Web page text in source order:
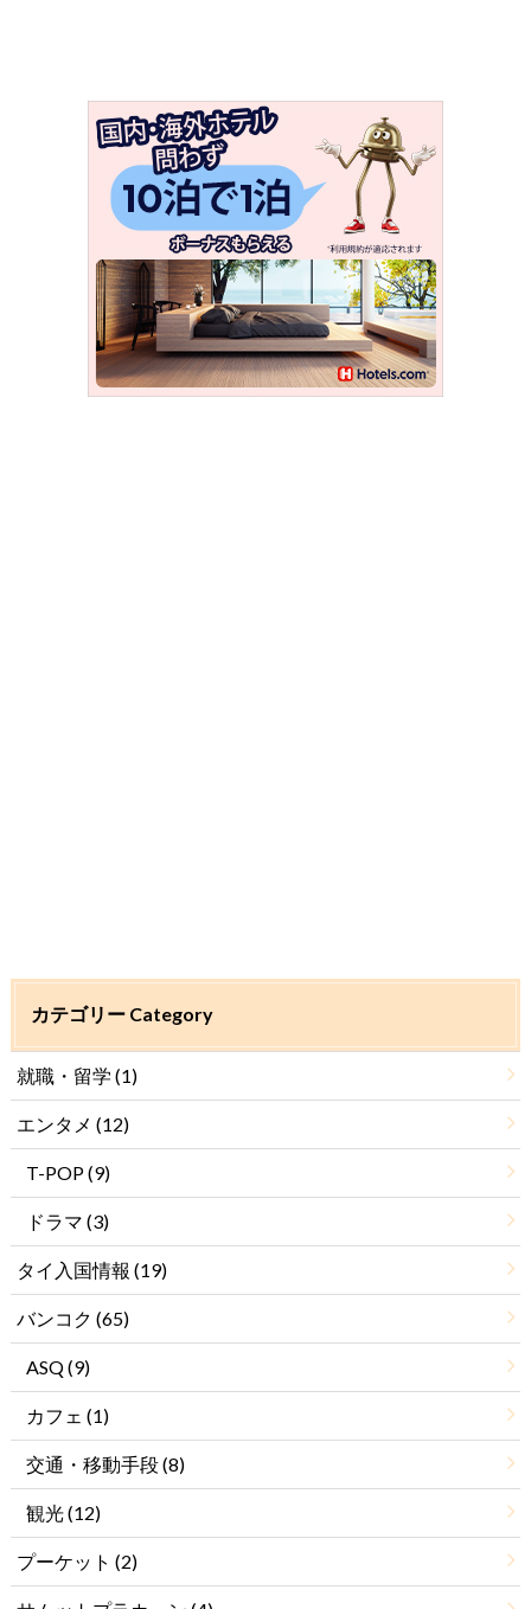
カテゴリー Category
就職・留学 (1)
エンタメ (12)
T-POP(9)
ドラマ (3)
タイ入国情報 (19)
バンコク (65)
ASQ(9)
カフェ (1)
交通・移動手段(8)
観光(12)
プーケット (2)